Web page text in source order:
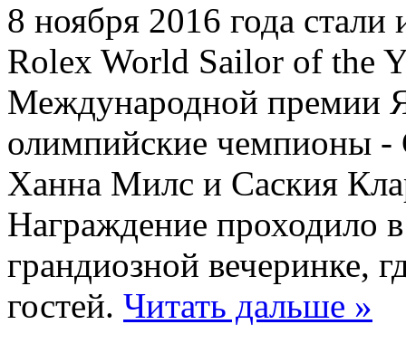
8 ноября 2016 года
Rolex World Sailor of the
Международной премии
олимпийские чемпионы -
Ханна Милс и Саския
Награждение проходило
грандиозной вечеринке,
гостей. Читать дальше »